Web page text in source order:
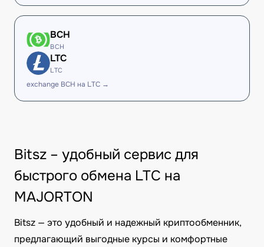
BCH
BCH
LTC
LTC
exchange BCH на LTC →
Bitsz – удобный сервис для
быстрого обмена LTC на
MAJORTON
Bitsz — это удобный и надежный криптообменник,
предлагающий выгодные курсы и комфортные